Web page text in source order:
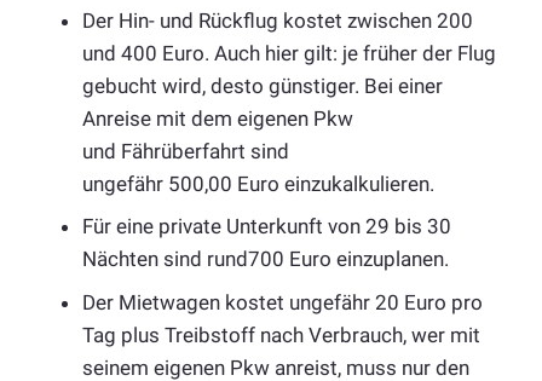
Der Hin- und Rückflug kostet zwischen 200
und 400 Euro. Auch hier gilt: je früher der Flug
gebucht wird, desto günstiger. Bei einer
Anreise mit dem eigenen Pkw
und Fährüberfahrt sind
ungefähr 500,00 Euro einzukalkulieren.
Für eine private Unterkunft von 29 bis 30
Nächten sind rund700 Euro einzuplanen.
Der Mietwagen kostet ungefähr 20 Euro pro
Tag plus Treibstoff nach Verbrauch, wer mit
seinem eigenen Pkw anreist, muss nur den